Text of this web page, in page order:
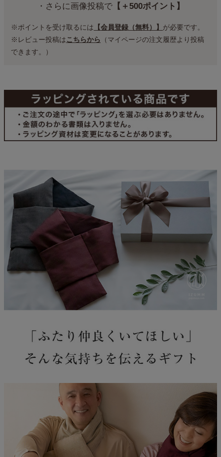
・さらに画像投稿で【＋500ポイント】
※ポイントを受け取るには 【会員登録（無料）】 が必要です。
※レビュー投稿はこちらから （マイページの注文履歴より投稿
できます。）